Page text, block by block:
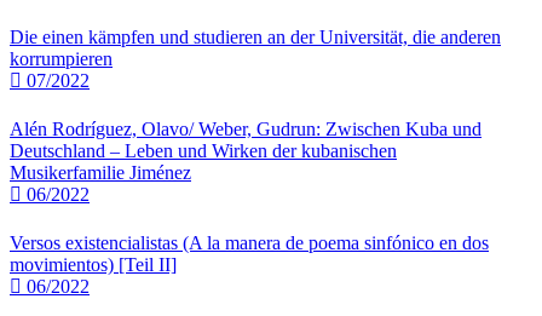
Die einen kämpfen und studieren an der Universität, die anderen
korrumpieren
07/2022
Alén Rodríguez, Olavo/ Weber, Gudrun: Zwischen Kuba und
Deutschland – Leben und Wirken der kubanischen
Musikerfamilie Jiménez
06/2022
Versos existencialistas (A la manera de poema sinfónico en dos
movimientos) [Teil II]
06/2022